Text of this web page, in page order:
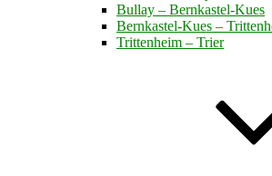
Bullay – Bernkastel-Kues
Bernkastel-Kues –
Trittenheim – Trier